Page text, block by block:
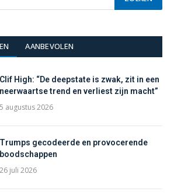
AANBEVOLEN
Clif High: “De deepstate is zwak, zit in een
neerwaartse trend en verliest zijn macht”
5 augustus 2026
Trumps gecodeerde en provocerende
boodschappen
26 juli 2026